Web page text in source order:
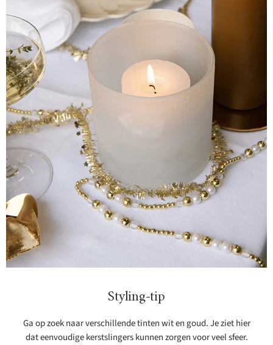
Styling-tip
Ga op zoek naar verschillende tinten wit en goud. Je ziet hier
dat eenvoudige kerstslingers kunnen zorgen voor veel sfeer.